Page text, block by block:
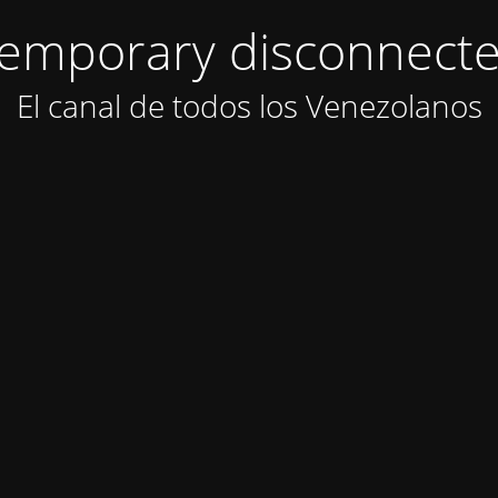
El canal de todos los Venezolanos